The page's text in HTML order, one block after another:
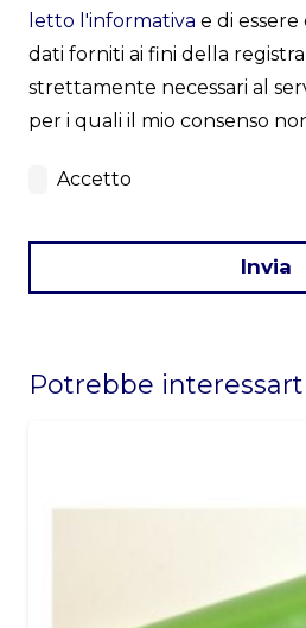
letto l'informativa e di
dati forniti ai fini della
strettamente necessari al
per i quali il mio consenso
Accetto
Invia
should
Potrebbe